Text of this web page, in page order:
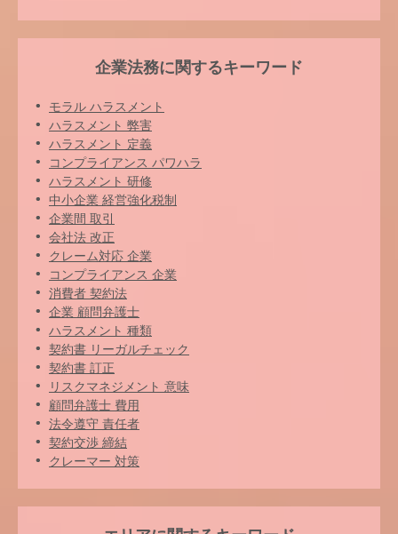
企業法務に関するキーワード
モラル ハラスメント
ハラスメント 弊害
ハラスメント 定義
コンプライアンス パワハラ
ハラスメント 研修
中小企業 経営強化税制
企業間 取引
会社法 改正
クレーム対応 企業
コンプライアンス 企業
消費者 契約法
企業 顧問弁護士
ハラスメント 種類
契約書 リーガルチェック
契約書 訂正
リスクマネジメント 意味
顧問弁護士 費用
法令遵守 責任者
契約交渉 締結
クレーマー 対策